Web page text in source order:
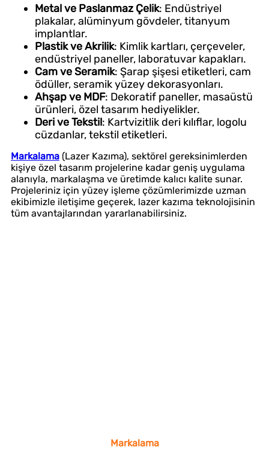
Metal ve Paslanmaz Çelik: Endüstriyel
plakalar, alüminyum gövdeler, titanyum
implantlar.
Plastik ve Akrilik: Kimlik kartları, çerçeveler,
endüstriyel paneller, laboratuvar kapakları.
Cam ve Seramik: Şarap şişesi etiketleri, cam
ödüller, seramik yüzey dekorasyonları.
Ahşap ve MDF: Dekoratif paneller, masaüstü
ürünleri, özel tasarım hediyelikler.
Deri ve Tekstil: Kartvizitlik deri kılıflar, logolu
cüzdanlar, tekstil etiketleri.
Markalama (Lazer Kazıma), sektörel gereksinimlerden
kişiye özel tasarım projelerine kadar geniş uygulama
alanıyla, markalaşma ve üretimde kalıcı kalite sunar.
Projeleriniz için yüzey işleme çözümlerimizde uzman
ekibimizle iletişime geçerek, lazer kazıma teknolojisinin
tüm avantajlarından yararlanabilirsiniz.
Markalama